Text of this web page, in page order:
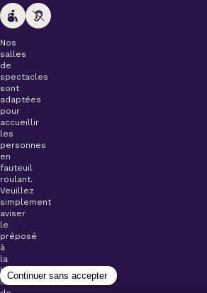
Nos
salles
de
spectacles
sont
adaptées
pour
accueillir
les
personnes
en
fauteuil
roulant.
Veuillez
simplement
aviser
le
préposé
à
la
billetterie
lors